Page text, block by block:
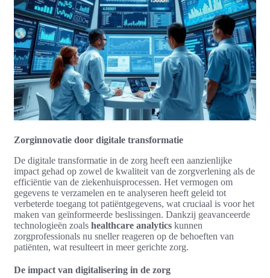
Zorginnovatie door digitale transformatie
De digitale transformatie in de zorg heeft een aanzienlijke
impact gehad op zowel de kwaliteit van de zorgverlening als de
efficiëntie van de ziekenhuisprocessen. Het vermogen om
gegevens te verzamelen en te analyseren heeft geleid tot
verbeterde toegang tot patiëntgegevens, wat cruciaal is voor het
maken van geïnformeerde beslissingen. Dankzij geavanceerde
technologieën zoals healthcare analytics kunnen
zorgprofessionals nu sneller reageren op de behoeften van
patiënten, wat resulteert in meer gerichte zorg.
De impact van digitalisering in de zorg